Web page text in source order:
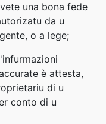
una bona fede
da u
o a lege;
è attesta,
di u
conto di u